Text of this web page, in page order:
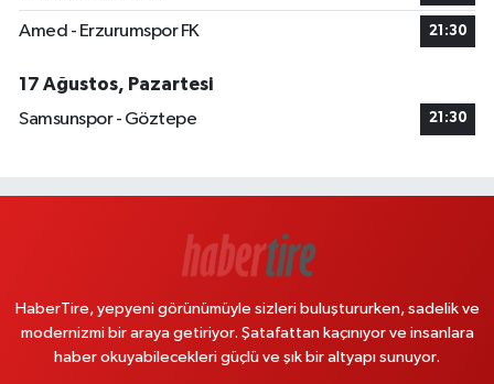
Amed - Erzurumspor FK 21:30
17 Ağustos, Pazartesi
Samsunspor - Göztepe
21:30
HaberTire, yepyeni görünümüyle sizleri buluştururken, sadelik ve
modernizmi bir araya getiriyor. Şatafattan kaçınıyor ve insanlara
haber okuyabilecekleri güçlü ve şık bir altyapı sunuyor.